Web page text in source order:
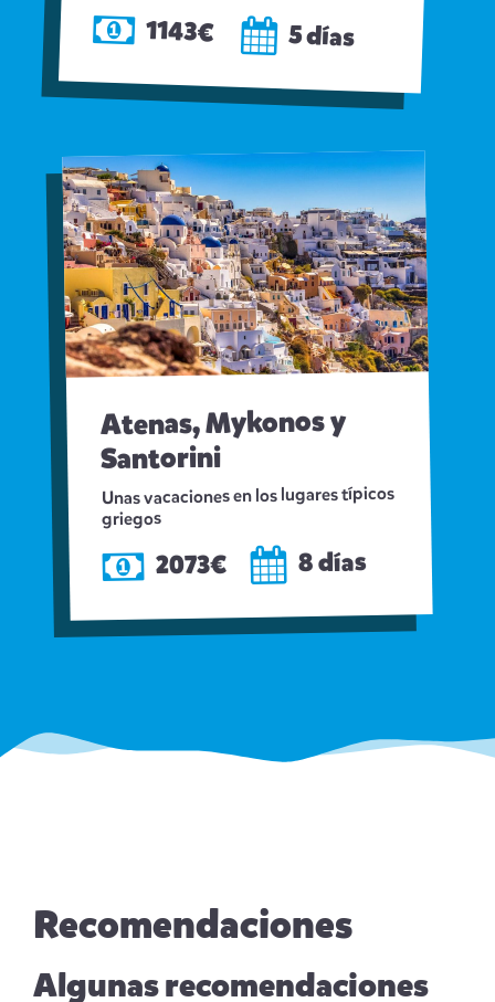
1143€ 5 días
Atenas, Mykonos y
Santorini
Unas vacaciones en los lugares típicos
griegos
2073€ 8 días
Recomendaciones
Algunas recomendaciones